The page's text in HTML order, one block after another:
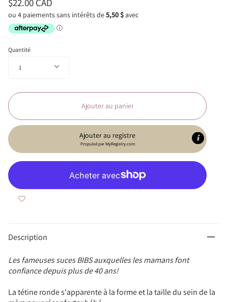
$22.00 CAD
Quantité
1
Ajouter au panier
Ajouter au registre
Propulsé parMyRegistry.com
Description
Les fameuses suces BIBS auxquelles les mamans font
confiance depuis plus de 40 ans!
La tétine ronde s'apparente à la forme et la taille du sein de la